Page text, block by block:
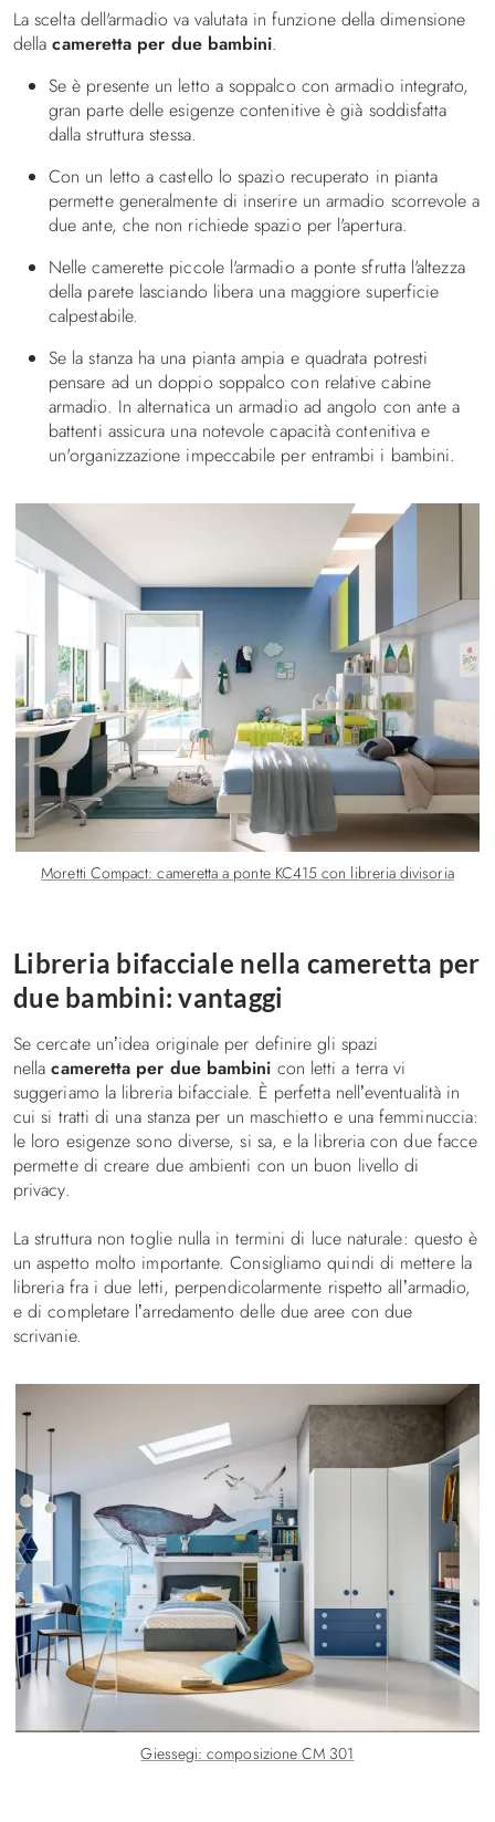
La scelta dell'armadio va valutata in funzione della dimensione
dellacameretta per due bambini.
Se è presente un letto a soppalco con armadio integrato,
gran parte delle esigenze contenitive è già soddisfatta
dalla struttura stessa.
Con un letto a castello lo spazio recuperato in pianta
permette generalmente di inserire un armadio scorrevole a
due ante, che non richiede spazio per l'apertura.
Nelle camerette piccole l'armadio a ponte sfrutta l'altezza
della parete lasciando libera una maggiore superficie
calpestabile.
Se la stanza ha una pianta ampia e quadrata potresti
pensare ad un doppio soppalco con relative cabine
armadio. In alternatica un armadio ad angolo con ante a
battenti assicura una notevole capacità contenitiva e
un'organizzazione impeccabile per entrambi i bambini.
Moretti Compact: cameretta a ponte KC415 con libreria divisoria
Libreria bifacciale nella cameretta per
due bambini: vantaggi
Se cercate un’idea originale per definire gli spazi
nellacameretta per due bambini con letti a terra vi
suggeriamo la libreria bifacciale. È perfetta nell’eventualità in
cui si tratti di una stanza per un maschietto e una femminuccia:
le loro esigenze sono diverse, si sa, e la libreria con due facce
permette di creare due ambienti con un buon livello di
privacy.
La struttura non toglie nulla in termini di luce naturale: questo è
un aspetto molto importante. Consigliamo quindi di mettere la
libreria fra i due letti, perpendicolarmente rispetto all’armadio,
e di completare l’arredamento delle due aree con due
scrivanie.
Giessegi: composizione CM 301